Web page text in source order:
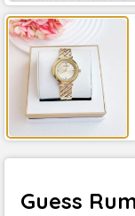
Guess